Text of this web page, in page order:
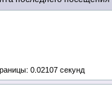
0.02107 секунд